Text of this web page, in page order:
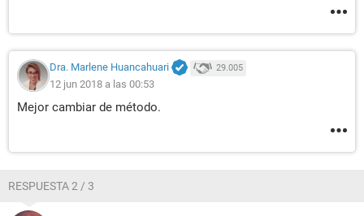
Dra. Marlene Huancahuari 29.005
12 jun 2018 a las 00:53
Mejor cambiar de método.
RESPUESTA 2 / 3